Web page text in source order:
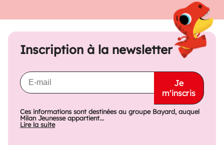
Inscription à la newsletter
Je
m'inscris
Ces informations sont destinées au groupe Bayard, auquel
Milan Jeunesse appartient...
Lire la suite